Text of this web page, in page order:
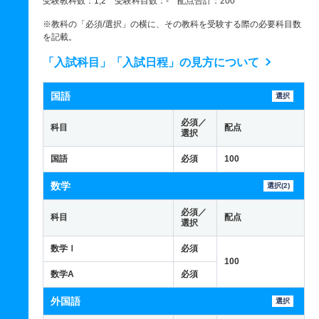
※教科の「必須/選択」の横に、その教科を受験する際の必要科目数
を記載。
「入試科目」「入試日程」の見方について
国語 選択
科目
必須／
選択
配点
国語 必須 100
数学 選択(2)
科目
必須／
選択
配点
数学Ⅰ
必須
100
数学A
必須
外国語 選択